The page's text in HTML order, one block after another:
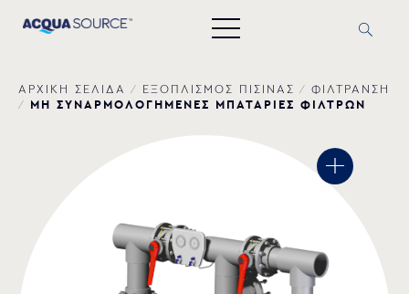
ΑΡΧΙΚΗ ΣΕΛΙΔΑ / ΕΞΟΠΛΙΣΜΟΣ ΠΙΣΙΝΑΣ / ΦΙΛΤΡΑΝΣΗ
/ ΜΗ ΣΥΝΑΡΜΟΛΟΓΗΜΕΝΕΣ ΜΠΑΤΑΡΙΕΣ ΦΙΛΤΡΩΝ